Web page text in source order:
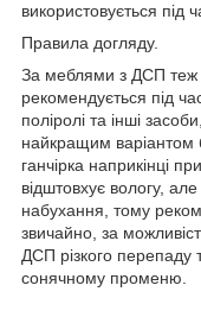
використовується під
Правила догляду.
За меблями з ДСП теж
рекомендується під
поліролі та інші
найкращим варіантом
ганчірка наприкінці
відштовхує вологу,
набухання, тому
звичайно, за
ДСП різкого
сонячному променю.